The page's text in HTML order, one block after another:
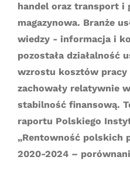
handel oraz transport i
magazynowa. Branże
wiedzy - informacja i
pozostała działalność
wzrostu kosztów pracy
zachowały relatywnie
stabilność finansową.
raportu Polskiego
„Rentowność polskich
2020-2024 –